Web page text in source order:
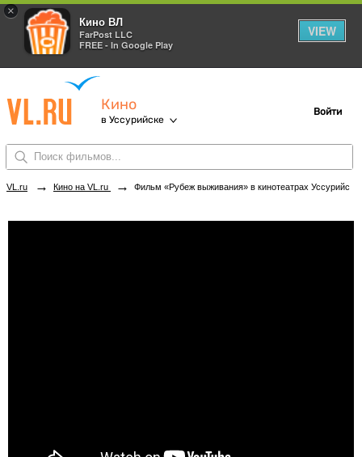
×
Кино ВЛ
FarPost LLC
FREE - In Google Play
VIEW
Кино
в Уссурийске
Войти
VL.ru → Кино на VL.ru → Фильм «Рубеж выживания» в кинотеатрах Уссурийска. Купить билеты!